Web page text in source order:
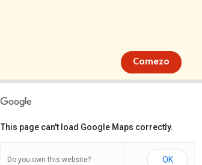
Comezo
This page can't load Google Maps correctly.
Do you own this website? OK